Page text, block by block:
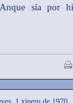
Anque sía por